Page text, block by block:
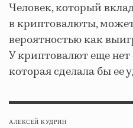
Человек, который
в криптовалюты,
вероятностью как
У криптовалют еще
которая сделала бы ее
АЛЕКСЕЙ КУДРИН